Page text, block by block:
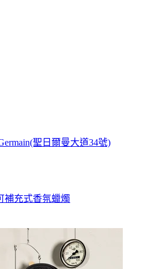
聖日爾曼大道34號)
補充式香氛蠟燭